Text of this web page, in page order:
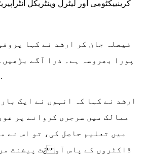
کرینییکٹومی اور لیٹرل وینٹریکل
فیصلہ جان کر ارشد نے کہا
پورا بھروسہ ہے۔ ذرا آگے
کی حمایت کرتا ہوں.
ارشد نے کہا کہ انہوں نے ایک
ممالک میں سرجری کروانے پر
میں تعلیم حاصل کی، تو اس نے
ڈاکٹروں کے پاس آو¿ٹ پیشنٹ